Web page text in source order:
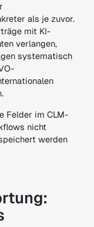
als je zuvor.
mit KI-
verlangen,
systematisch
Felder im CLM-
nicht
werden